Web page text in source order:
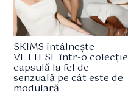
SKIMS întâlnește
VETTESE într-o colecție
capsulă la fel de
senzuală pe cât este de
modulară